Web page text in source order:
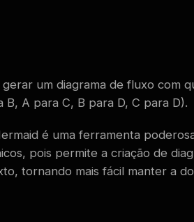
gerar um diagrama de fluxo com
B, A para C, B para D, C para D).
é uma ferramenta
pois permite a criação de
tornando mais fácil manter a